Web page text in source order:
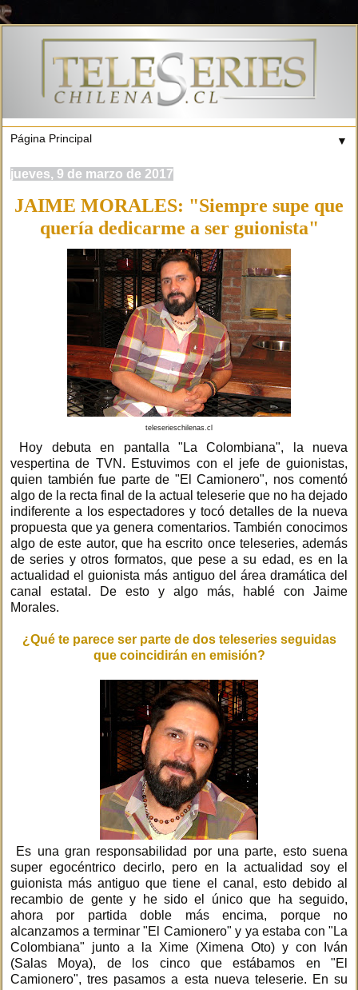
▼
jueves, 9 de marzo de 2017
JAIME MORALES: "Siempre supe que
quería dedicarme a ser guionista"
teleserieschilenas.cl
Hoy debuta en pantalla "La Colombiana", la nueva
vespertina de TVN. Estuvimos con el jefe de guionistas,
quien también fue parte de "El Camionero", nos comentó
algo de la recta final de la actual teleserie que no ha dejado
indiferente a los espectadores y tocó detalles de la nueva
propuesta que ya genera comentarios. También conocimos
algo de este autor, que ha escrito once teleseries, además
de series y otros formatos, que pese a su edad, es en la
actualidad el guionista más antiguo del área dramática del
canal estatal. De esto y algo más, hablé con Jaime
Morales.
¿Qué te parece ser parte de dos teleseries seguidas
que coincidirán en emisión?
Es una gran responsabilidad por una parte, esto suena
super egocéntrico decirlo, pero en la actualidad soy el
guionista más antiguo que tiene el canal, esto debido al
recambio de gente y he sido el único que ha seguido,
ahora por partida doble más encima, porque no
alcanzamos a terminar "El Camionero" y ya estaba con "La
Colombiana" junto a la Xime (Ximena Oto) y con Iván
(Salas Moya), de los cinco que estábamos en "El
Camionero", tres pasamos a esta nueva teleserie. En su